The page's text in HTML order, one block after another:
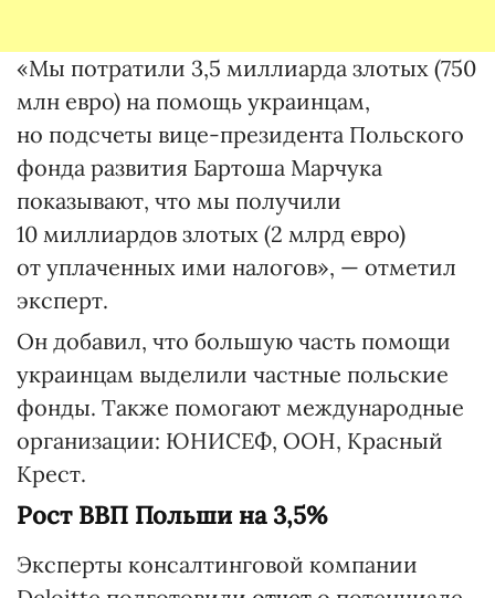
«Мы потратили 3,5 миллиарда злотых (750
млн евро) на помощь украинцам,
но подсчеты вице-президента Польского
фонда развития Бартоша Марчука
показывают, что мы получили
10 миллиардов злотых (2 млрд евро)
от уплаченных ими налогов», — отметил
эксперт.
Он добавил, что большую часть помощи
украинцам выделили частные польские
фонды. Также помогают международные
организации: ЮНИСЕФ, ООН, Красный
Крест.
Рост ВВП Польши на 3,5%
Эксперты консалтинговой компании